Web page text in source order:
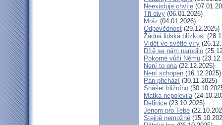
Neexistuje chvíle
Tři divy (06.01.2026)
Mráz (04.01.2026)
Odpovědnost (29.12.2025)
Žádná lidská blízkost
Vidět ve světle víry
Dítě se nám narodilo
Pokorné vůči Němu
Není to ona(22.12.2025)
Není schopen (16.12.2025)
Pán přichází (30.11.2025)
Snášet bližního
Matka nepolevila
Definice (23.10.2025)
Jenom pro Tebe
Stejně nemožné